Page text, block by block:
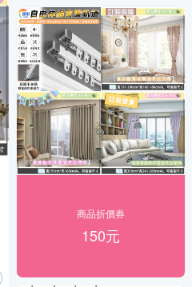
商品折價券
150元